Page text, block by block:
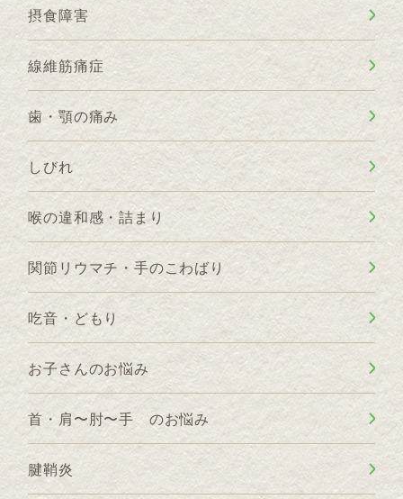
摂食障害
線維筋痛症
歯・顎の痛み
しびれ
喉の違和感・詰まり
関節リウマチ・手のこわばり
吃音・どもり
お子さんのお悩み
首・肩〜肘〜手 のお悩み
腱鞘炎